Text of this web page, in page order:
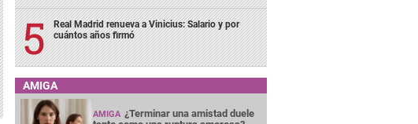
Real Madrid renueva a Vinicius: Salario y por
cuántos años firmó
AMIGA
AMIGA ¿Terminar una amistad duele